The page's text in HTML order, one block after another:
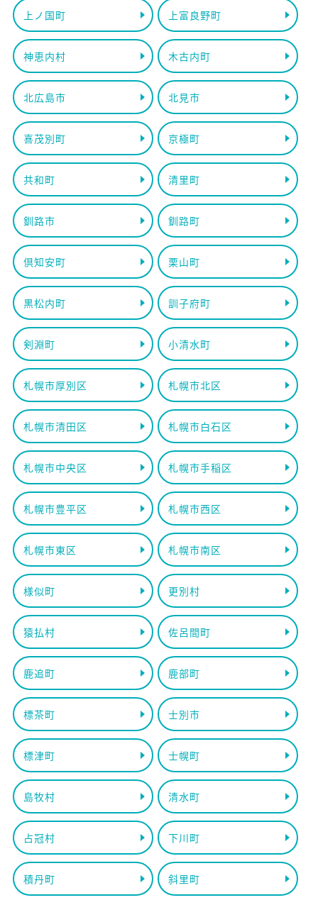
上ノ国町 上富良野町
神恵内村 木古内町
北広島市 北見市
喜茂別町 京極町
共和町 清里町
釧路市 釧路町
倶知安町 栗山町
黒松内町 訓子府町
剣淵町 小清水町
札幌市厚別区 札幌市北区
札幌市清田区 札幌市白石区
札幌市中央区 札幌市手稲区
札幌市豊平区 札幌市西区
札幌市東区 札幌市南区
様似町 更別村
猿払村 佐呂間町
鹿追町 鹿部町
標茶町 士別市
標津町 士幌町
島牧村 清水町
占冠村 下川町
積丹町 斜里町